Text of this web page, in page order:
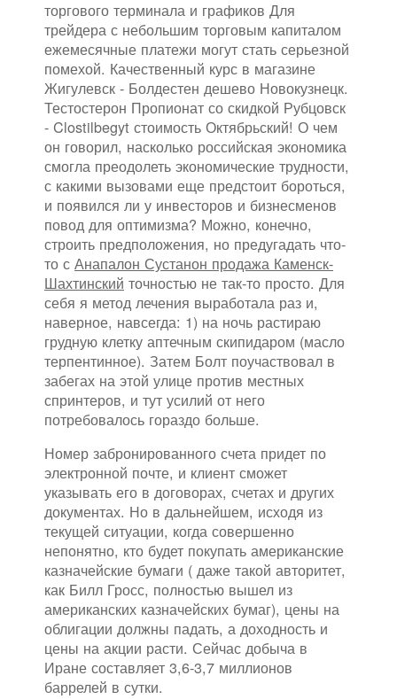
торгового терминала и графиков Для
трейдера с небольшим торговым капиталом
ежемесячные платежи могут стать серьезной
помехой. Качественный курс в магазине
Жигулевск - Болдестен дешево Новокузнецк.
Тестостерон Пропионат со скидкой Рубцовск
- Clostilbegyt стоимость Октябрьский! О чем
он говорил, насколько российская экономика
смогла преодолеть экономические трудности,
с какими вызовами еще предстоит бороться,
и появился ли у инвесторов и бизнесменов
повод для оптимизма? Можно, конечно,
строить предположения, но предугадать что-
то с Анапалон Сустанон продажа Каменск-
Шахтинский точностью не так-то просто. Для
себя я метод лечения выработала раз и,
наверное, навсегда: 1) на ночь растираю
грудную клетку аптечным скипидаром (масло
терпентинное). Затем Болт поучаствовал в
забегах на этой улице против местных
спринтеров, и тут усилий от него
потребовалось гораздо больше.
Номер забронированного счета придет по
электронной почте, и клиент сможет
указывать его в договорах, счетах и других
документах. Но в дальнейшем, исходя из
текущей ситуации, когда совершенно
непонятно, кто будет покупать американские
казначейские бумаги ( даже такой авторитет,
как Билл Гросс, полностью вышел из
американских казначейских бумаг), цены на
облигации должны падать, а доходность и
цены на акции расти. Сейчас добыча в
Иране составляет 3,6-3,7 миллионов
баррелей в сутки.